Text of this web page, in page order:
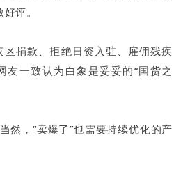
评。
捐款、拒绝日资入驻、雇佣残疾
友一致认为白象是妥妥的“国货之
然，“卖爆了”也需要持续优化的产